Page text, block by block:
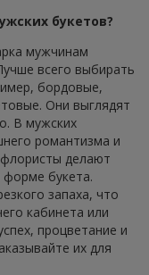
букетов?
мужчинам
всего выбирать
бордовые,
Они выглядят
В мужских
романтизма и
делают
форме букета.
запаха, что
кабинета или
процветание и
их для